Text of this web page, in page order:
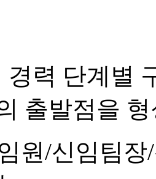
경력 단계별
출발점을
원/신임팀